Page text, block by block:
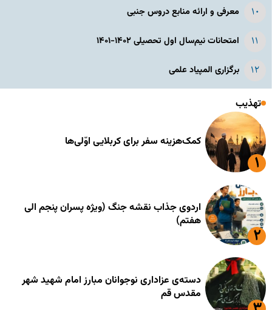
معرفی و ارائه منابع دروس جنبی
امتحانات نیم‌سال اول تحصیلی ۱۴۰۲-۱۴۰۱
برگزاری المپیاد علمی
تهذیب
کمک‌هزینه سفر برای کربلایی اوّلی‌ها
اردوی جذاب نقشه جنگ (ویژه پسران پنجم الی
هفتم)
دسته‌ی عزاداری نوجوانان مبارز امام شهید شهر
مقدس قم